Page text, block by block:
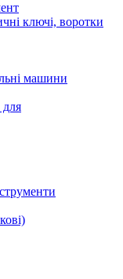
ключі, воротки
машини
для